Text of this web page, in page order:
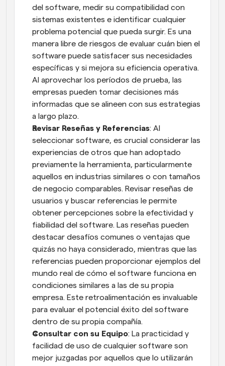
del software, medir su compatibilidad con
sistemas existentes e identificar cualquier
problema potencial que pueda surgir. Es una
manera libre de riesgos de evaluar cuán bien el
software puede satisfacer sus necesidades
específicas y si mejora su eficiencia operativa.
Al aprovechar los períodos de prueba, las
empresas pueden tomar decisiones más
informadas que se alineen con sus estrategias
a largo plazo.
Revisar Reseñas y Referencias: Al
seleccionar software, es crucial considerar las
experiencias de otros que han adoptado
previamente la herramienta, particularmente
aquellos en industrias similares o con tamaños
de negocio comparables. Revisar reseñas de
usuarios y buscar referencias le permite
obtener percepciones sobre la efectividad y
fiabilidad del software. Las reseñas pueden
destacar desafíos comunes o ventajas que
quizás no haya considerado, mientras que las
referencias pueden proporcionar ejemplos del
mundo real de cómo el software funciona en
condiciones similares a las de su propia
empresa. Este retroalimentación es invaluable
para evaluar el potencial éxito del software
dentro de su propia compañía.
Consultar con su Equipo: La practicidad y
facilidad de uso de cualquier software son
mejor juzgadas por aquellos que lo utilizarán